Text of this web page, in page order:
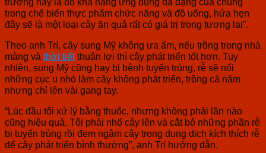
trong chế biến thực phẩm chức năng và đồ uống, hứa hẹn
đây sẽ là một loại cây ăn quả rất có giá trị trong tương lai”.
Theo anh Trí, cây sung Mỹ không ưa ẩm, nếu trồng trong nhà
màng và thời tiếtthuận lợi thì cây phát triển tốt hơn. Tuy
nhiên, sung Mỹ cũng hay bị bệnh tuyến trùng, rễ sẽ nổi
những cục u nhỏ làm cây không phát triển, trồng cả năm
nhưng chỉ lên vài gang tay.
“Lúc đầu tôi xử lý bằng thuốc, nhưng không phải lần nào
cũng hiệu quả. Tôi phải nhổ cây lên và cắt bỏ những phần rễ
bị tuyến trùng rồi đem ngâm cây trong dung dịch kích thích rễ
để cây phát triển bình thường”, anh Trí hướng dẫn.